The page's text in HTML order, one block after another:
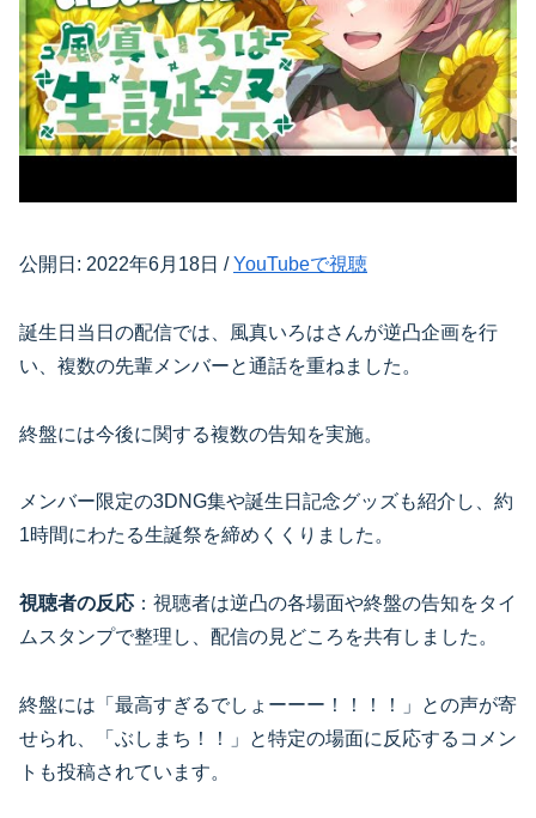
公開日: 2022年6月18日 /YouTubeで視聴
誕生日当日の配信では、風真いろはさんが逆凸企画を行
い、複数の先輩メンバーと通話を重ねました。
終盤には今後に関する複数の告知を実施。
メンバー限定の3DNG集や誕生日記念グッズも紹介し、約
1時間にわたる生誕祭を締めくくりました。
視聴者の反応 ：視聴者は逆凸の各場面や終盤の告知をタイ
ムスタンプで整理し、配信の見どころを共有しました。
終盤には「最高すぎるでしょーーー！！！！」との声が寄
せられ、「ぶしまち！！」と特定の場面に反応するコメン
トも投稿されています。